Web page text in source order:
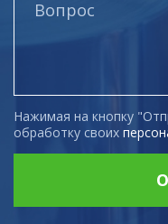
Нажимая на кнопку
обработку своих